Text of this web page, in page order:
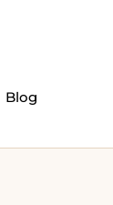
Blog